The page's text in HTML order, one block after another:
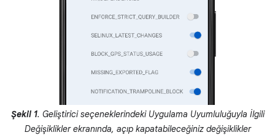
Şekil 1. Geliştirici seçeneklerindeki Uygulama Uyumluluğuyla İlgili
Değişiklikler ekranında, açıp kapatabileceğiniz değişiklikler